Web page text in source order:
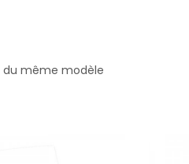
même modèle